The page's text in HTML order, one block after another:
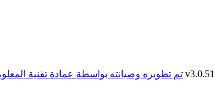
تم تطويره وصيانته بواسطة عمادة تقنية